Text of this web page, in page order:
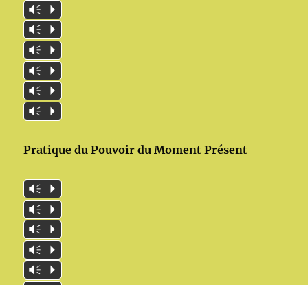
Vm P
Vm P
Vm P
Vm P
Vm P
Vm P
Pratique du Pouvoir du Moment Présent
Vm P
Vm P
Vm P
Vm P
Vm P